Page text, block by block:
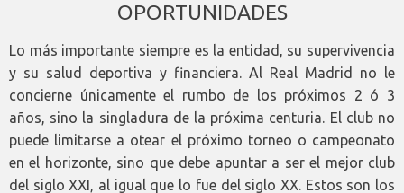
OPORTUNIDADES
Lo más importante siempre es la entidad, su supervivencia
y su salud deportiva y financiera. Al Real Madrid no le
concierne únicamente el rumbo de los próximos 2 ó 3
años, sino la singladura de la próxima centuria. El club no
puede limitarse a otear el próximo torneo o campeonato
en el horizonte, sino que debe apuntar a ser el mejor club
del siglo XXI, al igual que lo fue del siglo XX. Estos son los